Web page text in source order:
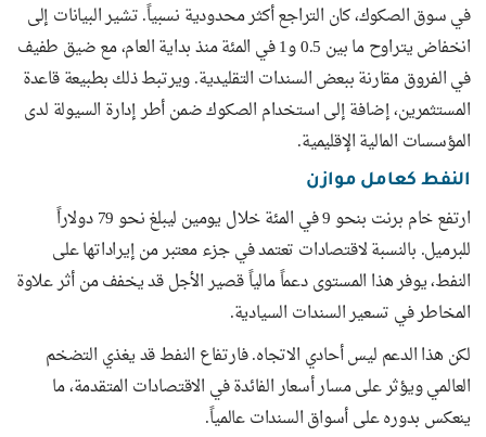
في سوق الصكوك، كان التراجع أكثر محدودية نسبياً. تشير البيانات إلى
انخفاض يتراوح ما بين 0.5 و1 في المئة منذ بداية العام، مع ضيق طفيف
في الفروق مقارنة ببعض السندات التقليدية. ويرتبط ذلك بطبيعة قاعدة
المستثمرين، إضافة إلى استخدام الصكوك ضمن أطر إدارة السيولة لدى
المؤسسات المالية الإقليمية.
النفط كعامل موازن
ارتفع خام برنت بنحو 9 في المئة خلال يومين ليبلغ نحو 79 دولاراً
للبرميل. بالنسبة لاقتصادات تعتمد في جزء معتبر من إيراداتها على
النفط، يوفر هذا المستوى دعماً مالياً قصير الأجل قد يخفف من أثر علاوة
المخاطر في تسعير السندات السيادية.
لكن هذا الدعم ليس أحادي الاتجاه. فارتفاع النفط قد يغذي التضخم
العالمي ويؤثر على مسار أسعار الفائدة في الاقتصادات المتقدمة، ما
ينعكس بدوره على أسواق السندات عالمياً.